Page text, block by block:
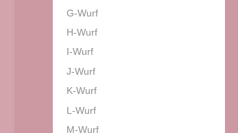
G-Wurf
H-Wurf
I-Wurf
J-Wurf
K-Wurf
L-Wurf
M-Wurf